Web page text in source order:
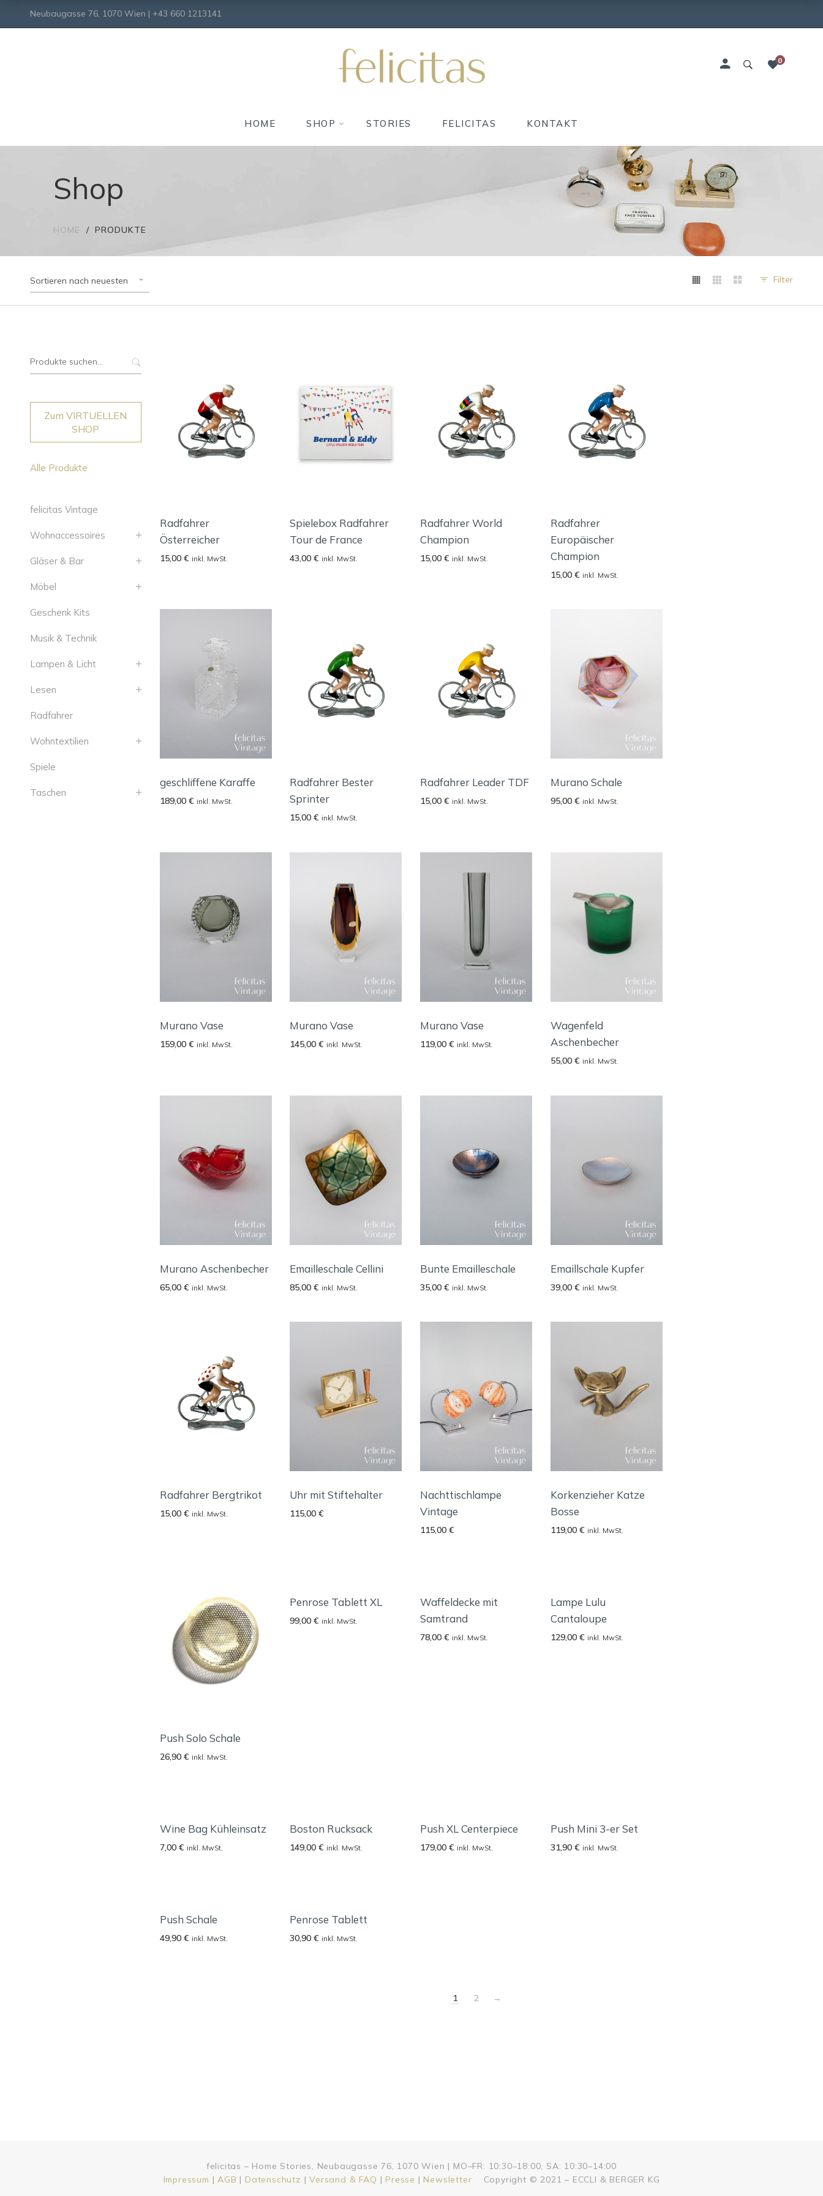
Neubaugasse 76, 1070 Wien | +43 660 1213141
0
HOME SHOP STORIES FELICITAS KONTAKT
Shop
HOME PRODUKTE
Sortieren nach neuesten Filter
Radfahrer
Österreicher
15,00€ inkl. MwSt.
Spielebox Radfahrer
Tour de France
43,00€ inkl. MwSt.
Radfahrer World
Champion
15,00€ inkl. MwSt.
Radfahrer
Europäischer
Champion
15,00€ inkl. MwSt.
geschliffene Karaffe
189,00€ inkl. MwSt.
Radfahrer Bester
Sprinter
15,00€ inkl. MwSt.
Radfahrer Leader TDF
15,00€ inkl. MwSt.
Murano Schale
95,00€ inkl. MwSt.
Murano Vase
159,00€ inkl. MwSt.
Murano Vase
145,00€ inkl. MwSt.
Murano Vase
119,00€ inkl. MwSt.
Wagenfeld
Aschenbecher
55,00€ inkl. MwSt.
Murano Aschenbecher
65,00€ inkl. MwSt.
Emailleschale Cellini
85,00€ inkl. MwSt.
Bunte Emailleschale
35,00€ inkl. MwSt.
Emaillschale Kupfer
39,00€ inkl. MwSt.
Radfahrer Bergtrikot
15,00€ inkl. MwSt.
Uhr mit Stiftehalter
115,00€
Nachttischlampe
Vintage
115,00€
Korkenzieher Katze
Bosse
119,00€ inkl. MwSt.
Push Solo Schale
26,90€ inkl. MwSt.
Penrose Tablett XL
99,00€ inkl. MwSt.
Waffeldecke mit
Samtrand
78,00€ inkl. MwSt.
Lampe Lulu
Cantaloupe
129,00€ inkl. MwSt.
Wine Bag Kühleinsatz
7,00€ inkl. MwSt.
Boston Rucksack
149,00€ inkl. MwSt.
Push XL Centerpiece
179,00€ inkl. MwSt.
Push Mini 3-er Set
31,90€ inkl. MwSt.
Push Schale
49,90€ inkl. MwSt.
Penrose Tablett
30,90€ inkl. MwSt.
1 2 →
Suche
Zum VIRTUELLEN
SHOP
Alle Produkte
felicitas Vintage
Wohnaccessoires
Gläser & Bar
Möbel
Geschenk Kits
Musik & Technik
Lampen & Licht
Lesen
Radfahrer
Wohntextilien
Spiele
Taschen
felicitas – Home Stories, Neubaugasse 76, 1070 Wien | MO–FR: 10:30–18:00, SA: 10:30–14:00
Impressum |AGB | Datenschutz |Versand & FAQ | Presse | Newsletter Copyright © 2021 – ECCLI & BERGER KG